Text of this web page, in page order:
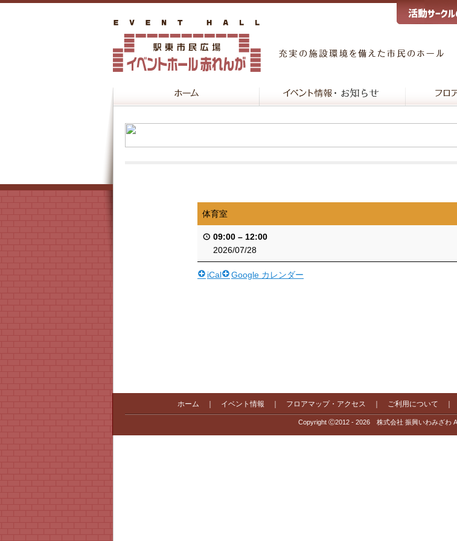
体育室
09:00 – 12:00
2026/07/28
iCal Google カレンダー
ホーム イベント情報 フロアマップ・アクセス ご利用について
Copyright Ⓒ2012 - 2026 株式会社 振興いわみざわ